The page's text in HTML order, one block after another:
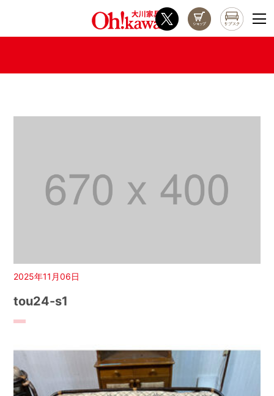
2025年11月06日
tou24-s1